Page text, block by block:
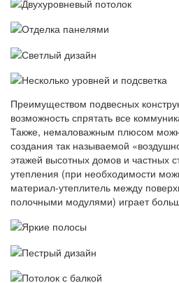
Преимуществом подвесных
возможность спрятать все
Также, немаловажным плюсом
создания так называемой
этажей высотных домов и частных
утепления (при необходимости
материал-утеплитель между
полочными модулями) играет